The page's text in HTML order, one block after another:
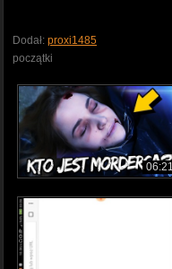
Dodał: proxi1485
początki
06:21